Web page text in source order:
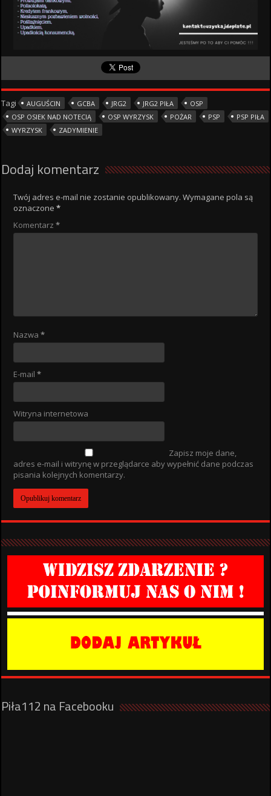
Tagi AUGUŚCIN GCBA JRG2 JRG2 PIŁA
OSP
OSP OSIEK NAD NOTECIĄ
OSP WYRZYSK POŻAR PSP
PSP PIŁA
WYRZYSK
ZADYMIENIE
Dodaj komentarz
Twój adres e-mail nie zostanie opublikowany. Wymagane pola są
oznaczone*
Komentarz*
Nazwa*
E-mail*
Witryna internetowa
Zapisz moje dane,
adres e-mail i witrynę w przeglądarce aby wypełnić dane podczas
pisania kolejnych komentarzy.
Piła112 na Facebooku